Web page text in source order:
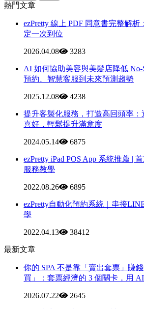
熱門文章
ezPretty 線上 PDF 同意書完整解
定一次到位
2026.04.08 3283
AI 如何協助美容與美髮店降低
預約、智慧客服到未來預測趨勢
2025.12.08 4238
提升客製化服務，打造高回頭率：
喜好，輕鬆提升滿意度
2024.05.14 6875
ezPretty iPad POS App 系統推薦 |
服務教學
2022.08.26 6895
ezPretty自動化預約系統｜串接
學
2022.04.13 38412
最新文章
你的 SPA 不是靠「賣出套票」賺
買」：套票經濟的 3 個關卡，用
2026.07.22 2645